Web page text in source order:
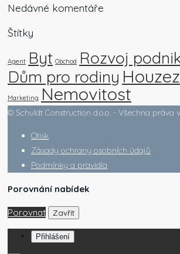
Nedávné komentáře
Štítky
Agent Byt Obchod Rozvoj
Dům pro rodiny Houzez
Marketing Nemovitost
© Schuldt Construction d.o.o. - Všechna práva
Otisk
Zásady ochrany osobních údajů
Podmínky a pravidla
Porovnání nabídek
Porovnat Zavřít
Přihlášení